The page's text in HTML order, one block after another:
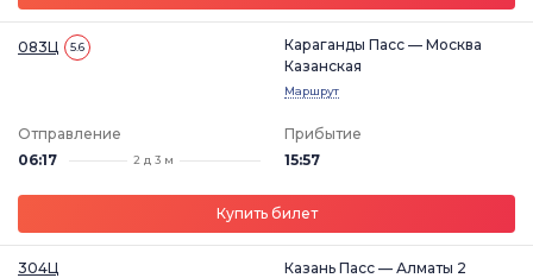
083Ц 5.6
Караганды Пасс — Москва
Казанская
Маршрут
Отправление
06:17
2 д 3 м
Прибытие
15:57
Купить билет
304Ц Казань Пасс — Алматы 2